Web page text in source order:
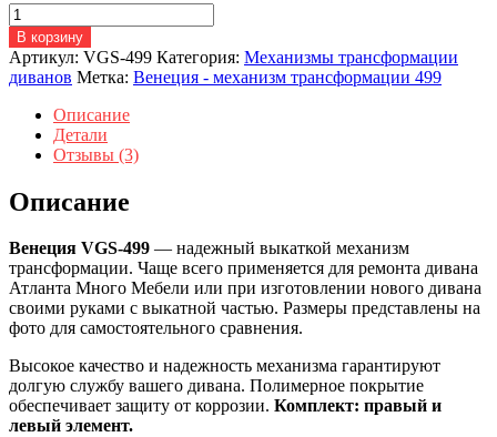
Количество
товара
Выкатной
механизм
для
дивана
Атланта
Много
Венеция
В корзину
Артикул: VGS-499 Категория: Механизмы трансформации
диванов Метка: Венеция - механизм трансформации 499
Описание
Детали
Отзывы (3)
Описание
Венеция VGS-499 — надежный выкаткой механизм
трансформации. Чаще всего применяется для ремонта дивана
Атланта Много Мебели или при изготовлении нового дивана
своими руками с выкатной частью. Размеры представлены на
фото для самостоятельного сравнения.
Высокое качество и надежность механизма гарантируют
долгую службу вашего дивана. Полимерное покрытие
обеспечивает защиту от коррозии. Комплект: правый и
левый элемент.